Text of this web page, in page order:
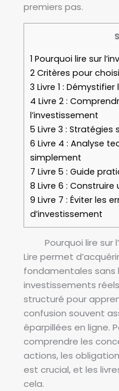
premiers pas.
1 Pourquoi lire sur
2 Critères pour
3 Livre 1 :
4 Livre 2 :
l’investissement
5 Livre 3 :
6 Livre 4 : Analyse
simplement
7 Livre 5 : Guide
8 Livre 6 :
9 Livre 7 : Éviter les
d’investissement
Pourquoi lire sur
Lire permet
fondamentales sans
investissements
structuré pour
confusion souvent
éparpillées en ligne.
comprendre les
actions, les
est crucial, et les
cela.